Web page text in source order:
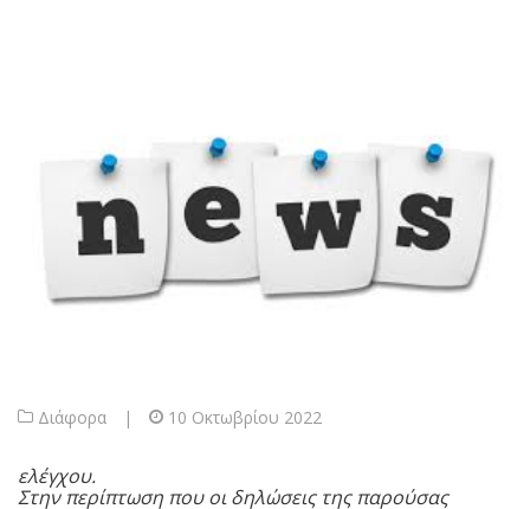
Διάφορα | 10 Οκτωβρίου 2022
ελέγχου.
Στην περίπτωση που οι δηλώσεις της παρούσας